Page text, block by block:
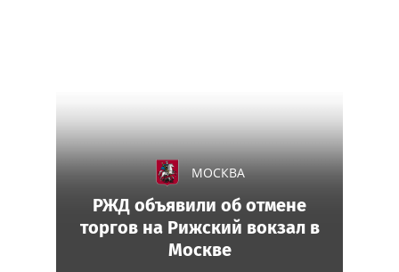
МОСКВА
РЖД объявили об отмене
торгов на Рижский вокзал в
Москве